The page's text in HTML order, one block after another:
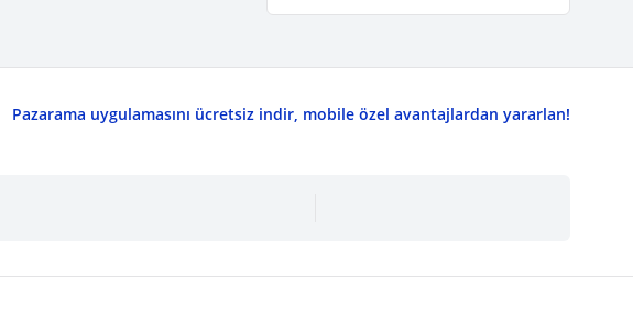
Pazarama uygulamasını ücretsiz indir, mobile özel avantajlardan yararlan!